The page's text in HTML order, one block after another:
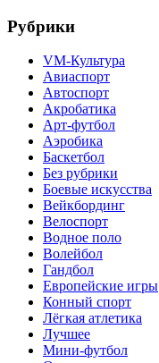
Рубрики
VM-Культура
Авиаспорт
Автоспорт
Акробатика
Арт-футбол
Аэробика
Баскетбол
Без рубрики
Боевые искусства
Вейкбординг
Велоспорт
Водное поло
Волейбол
Гандбол
Европейские игры
Конный спорт
Лёгкая атлетика
Лучшее
Мини-футбол